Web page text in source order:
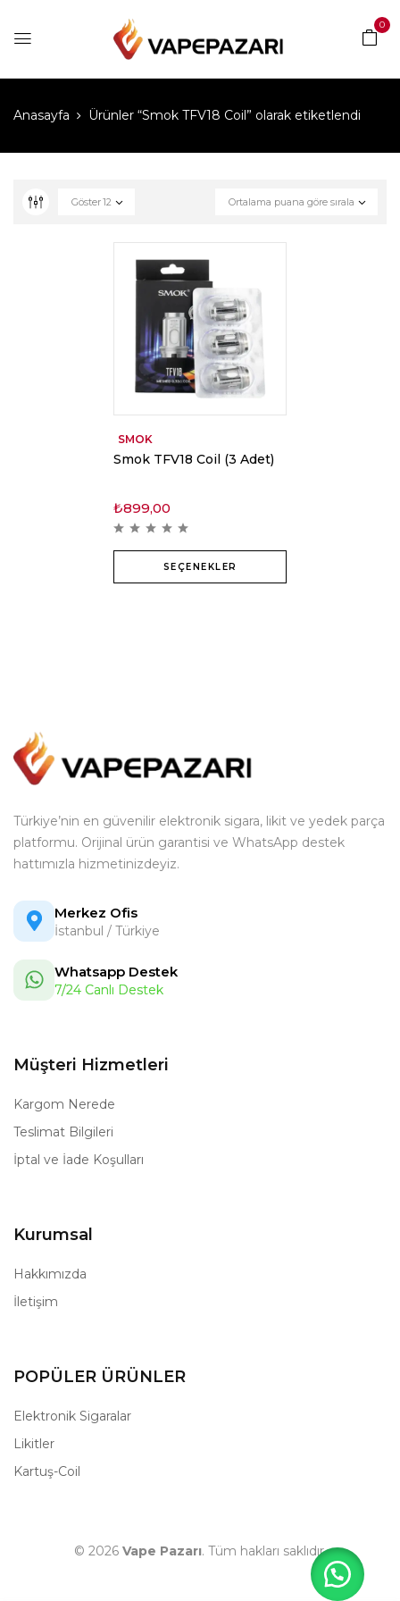
0
Anasayfa Ürünler “Smok TFV18 Coil” olarak etiketlendi
Ortalama puana göre sırala
Göster12
SMOK
Smok TFV18 Coil (3 Adet)
₺899,00
SEÇENEKLER
Türkiye’nin en güvenilir elektronik sigara, likit ve yedek parça
platformu. Orijinal ürün garantisi ve WhatsApp destek
hattımızla hizmetinizdeyiz.
Merkez Ofis
İstanbul / Türkiye
Whatsapp Destek
7/24 Canlı Destek
Müşteri Hizmetleri
Kargom Nerede
Teslimat Bilgileri
İptal ve İade Koşulları
Kurumsal
Hakkımızda
İletişim
POPÜLER ÜRÜNLER
Elektronik Sigaralar
Likitler
Kartuş-Coil
© 2026 Vape Pazarı. Tüm hakları saklıdır.